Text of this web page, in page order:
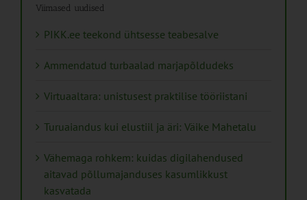
Viimased uudised
PIKK.ee teekond ühtsesse teabesalve
Ammendatud turbaalad marjapõldudeks
Virtuaaltara: unistusest praktilise tööriistani
Turuaiandus kui elustiil ja äri: Väike Mahetalu
Vähemaga rohkem: kuidas digilahendused
aitavad põllumajanduses kasumlikkust
kasvatada